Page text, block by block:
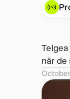
när de